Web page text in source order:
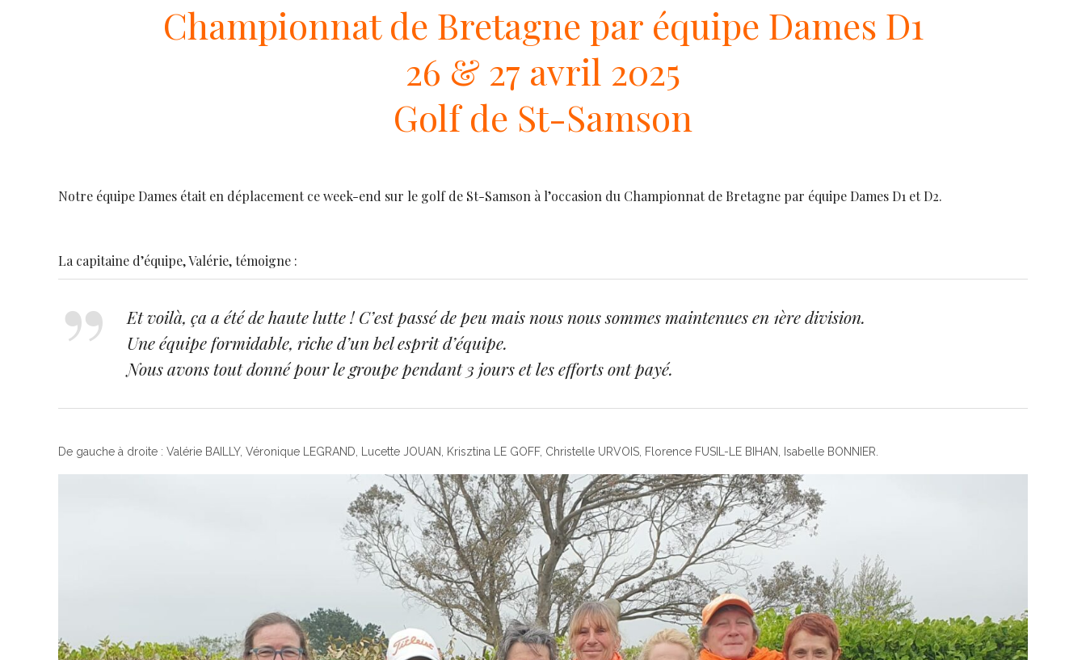
Championnat de Bretagne par équipe Dames D1
26 & 27 avril 2025
Golf de St-Samson
Notre équipe Dames était en déplacement ce week-end sur le golf de St-Samson à l’occasion du Championnat de Bretagne par équipe Dames D1 et D2.
La capitaine d’équipe, Valérie, témoigne :
Et voilà, ça a été de haute lutte ! C’est passé de peu mais nous nous sommes maintenues en 1ère division.
Une équipe formidable, riche d’un bel esprit d’équipe.
Nous avons tout donné pour le groupe pendant 3 jours et les efforts ont payé.
De gauche à droite : Valérie BAILLY, Véronique LEGRAND, Lucette JOUAN, Krisztina LE GOFF, Christelle URVOIS, Florence FUSIL-LE BIHAN, Isabelle BONNIER.